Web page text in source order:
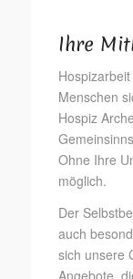
Ihre
Menschen
Hospiz
Ohne Ihre
möglich.
Der
auch
sich unsere
Angebote,